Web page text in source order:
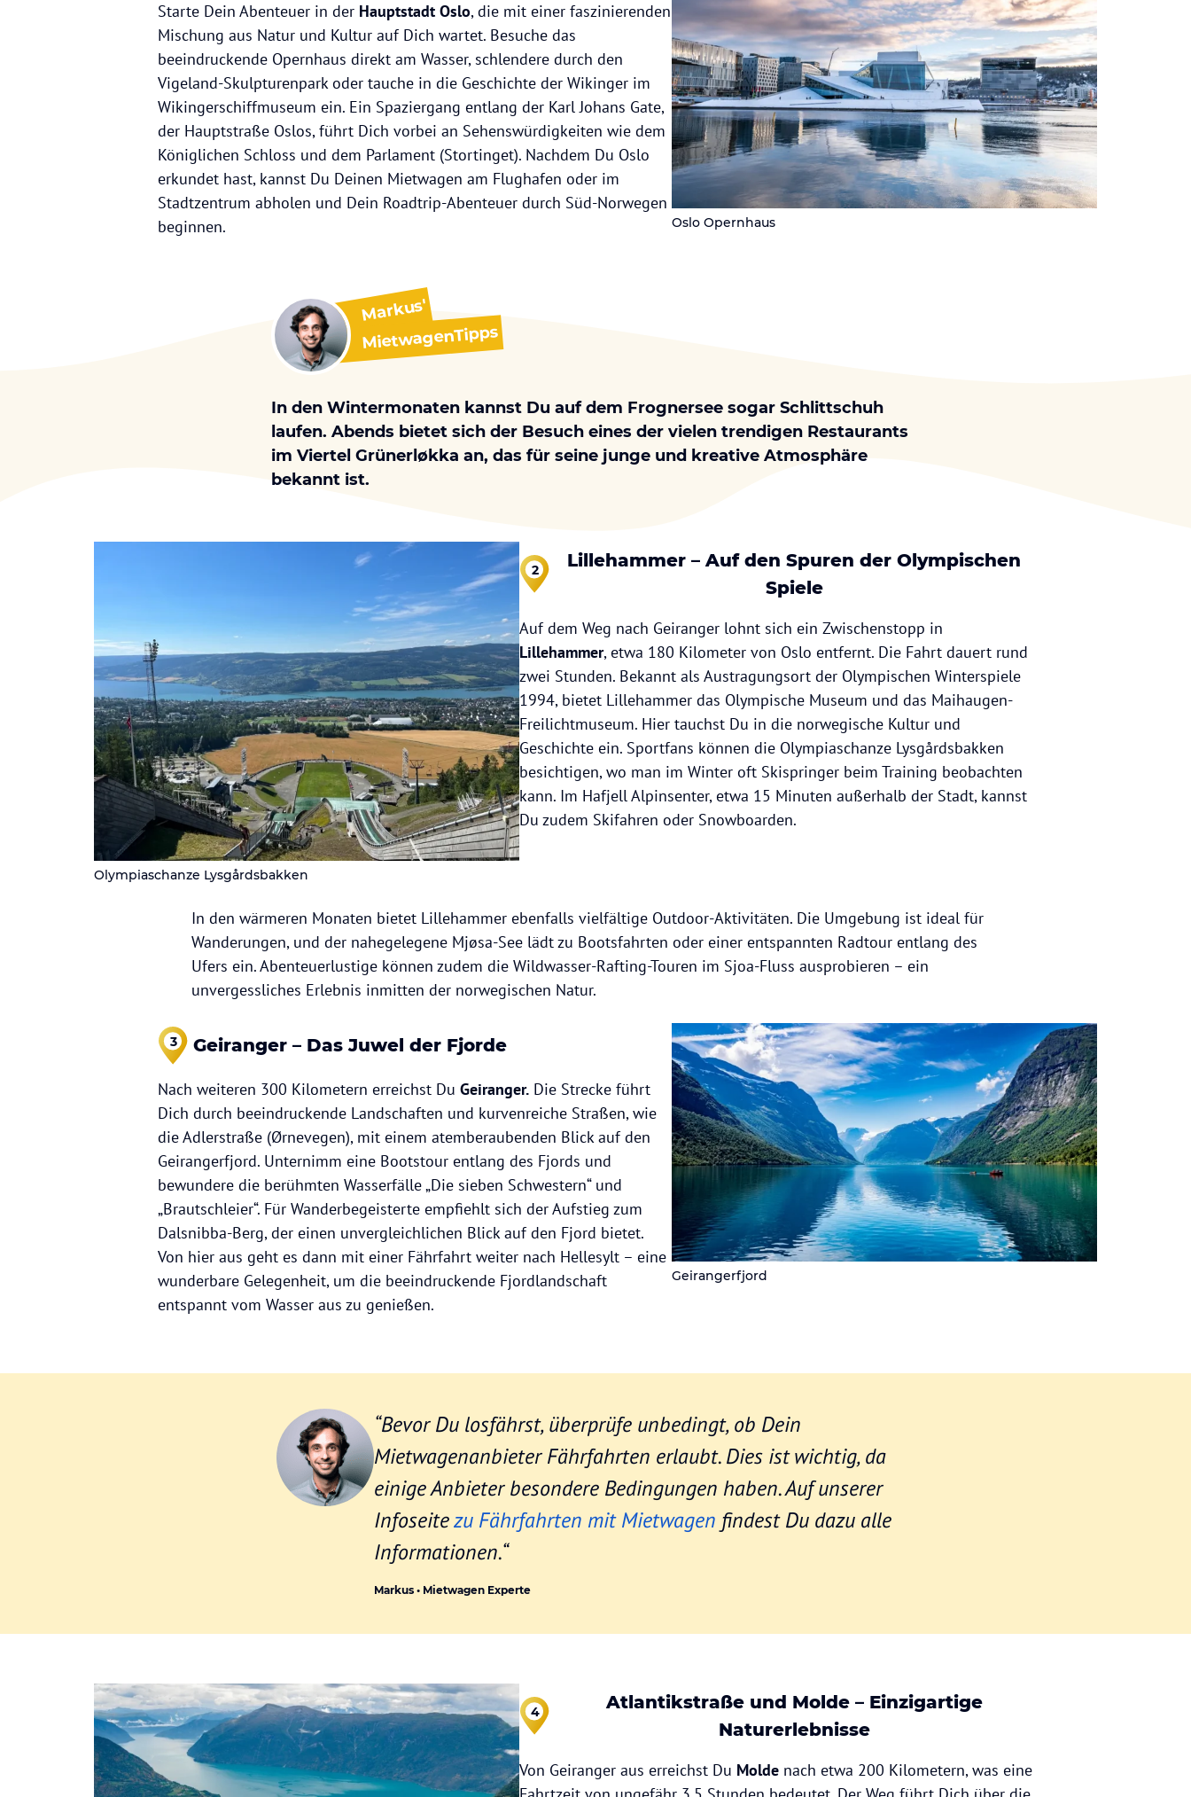
Oslo Opernhaus
Starte Dein Abenteuer in der Hauptstadt Oslo, die mit einer faszinierenden
Mischung aus Natur und Kultur auf Dich wartet. Besuche das
beeindruckende Opernhaus direkt am Wasser, schlendere durch den
Vigeland-Skulpturenpark oder tauche in die Geschichte der Wikinger im
Wikingerschiffmuseum ein. Ein Spaziergang entlang der Karl Johans Gate,
der Hauptstraße Oslos, führt Dich vorbei an Sehenswürdigkeiten wie dem
Königlichen Schloss und dem Parlament (Stortinget). Nachdem Du Oslo
erkundet hast, kannst Du Deinen Mietwagen am Flughafen oder im
Stadtzentrum abholen und Dein Roadtrip-Abenteuer durch Süd-Norwegen
beginnen.
Markus'
MietwagenTipps
In den Wintermonaten kannst Du auf dem Frognersee sogar Schlittschuh
laufen. Abends bietet sich der Besuch eines der vielen trendigen Restaurants
im Viertel Grünerløkka an, das für seine junge und kreative Atmosphäre
bekannt ist.
Olympiaschanze Lysgårdsbakken
2
Lillehammer – Auf den Spuren der Olympischen
Spiele
Auf dem Weg nach Geiranger lohnt sich ein Zwischenstopp in
Lillehammer, etwa 180 Kilometer von Oslo entfernt. Die Fahrt dauert rund
zwei Stunden. Bekannt als Austragungsort der Olympischen Winterspiele
1994, bietet Lillehammer das Olympische Museum und das Maihaugen-
Freilichtmuseum. Hier tauchst Du in die norwegische Kultur und
Geschichte ein. Sportfans können die Olympiaschanze Lysgårdsbakken
besichtigen, wo man im Winter oft Skispringer beim Training beobachten
kann. Im Hafjell Alpinsenter, etwa 15 Minuten außerhalb der Stadt, kannst
Du zudem Skifahren oder Snowboarden.
In den wärmeren Monaten bietet Lillehammer ebenfalls vielfältige Outdoor-Aktivitäten. Die Umgebung ist ideal für
Wanderungen, und der nahegelegene Mjøsa-See lädt zu Bootsfahrten oder einer entspannten Radtour entlang des
Ufers ein. Abenteuerlustige können zudem die Wildwasser-Rafting-Touren im Sjoa-Fluss ausprobieren – ein
unvergessliches Erlebnis inmitten der norwegischen Natur.
Geirangerfjord
3 Geiranger – Das Juwel der Fjorde
Nach weiteren 300 Kilometern erreichst Du Geiranger. Die Strecke führt
Dich durch beeindruckende Landschaften und kurvenreiche Straßen, wie
die Adlerstraße (Ørnevegen), mit einem atemberaubenden Blick auf den
Geirangerfjord. Unternimm eine Bootstour entlang des Fjords und
bewundere die berühmten Wasserfälle „Die sieben Schwestern“ und
„Brautschleier“. Für Wanderbegeisterte empfiehlt sich der Aufstieg zum
Dalsnibba-Berg, der einen unvergleichlichen Blick auf den Fjord bietet.
Von hier aus geht es dann mit einer Fährfahrt weiter nach Hellesylt – eine
wunderbare Gelegenheit, um die beeindruckende Fjordlandschaft
entspannt vom Wasser aus zu genießen.
“Bevor Du losfährst, überprüfe unbedingt, ob Dein
Mietwagenanbieter Fährfahrten erlaubt. Dies ist wichtig, da
einige Anbieter besondere Bedingungen haben. Auf unserer
Infoseitezu Fährfahrten mit Mietwagen findest Du dazu alle
Informationen.“
Markus • Mietwagen Experte
4
Atlantikstraße und Molde – Einzigartige
Naturerlebnisse
Von Geiranger aus erreichst Du Molde nach etwa 200 Kilometern, was eine